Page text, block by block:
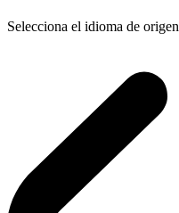
Selecciona el idioma de origen